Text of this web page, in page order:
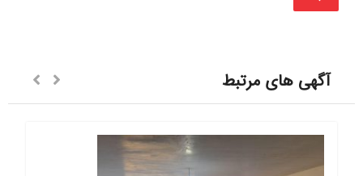
آگهی های مرتبط